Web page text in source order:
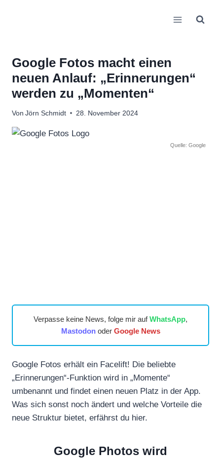
Google Fotos macht einen
neuen Anlauf: „Erinnerungen“
werden zu „Momenten“
Von Jörn Schmidt 28. November 2024
Quelle: Google
Verpasse keine News, folge mir aufWhatsApp,
Mastodonoder Google News
Google Fotos erhält ein Facelift! Die beliebte
„Erinnerungen“-Funktion wird in „Momente“
umbenannt und findet einen neuen Platz in der App.
Was sich sonst noch ändert und welche Vorteile die
neue Struktur bietet, erfährst du hier.
Google Photos wird